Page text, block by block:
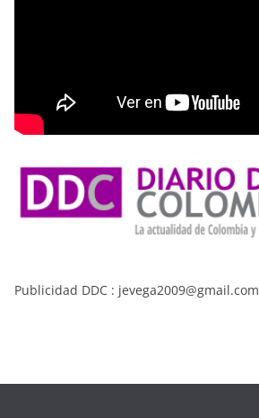
Publicidad DDC : jevega2009@gmail.com